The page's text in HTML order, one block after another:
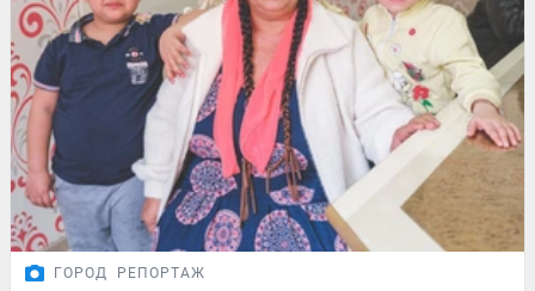
ГОРОД РЕПОРТАЖ